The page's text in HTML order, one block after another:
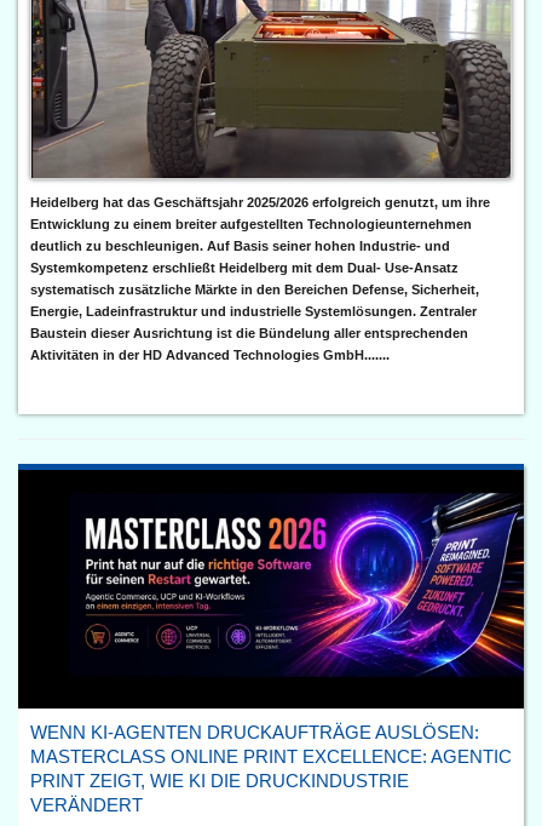
Heidelberg hat das Geschäftsjahr 2025/2026 erfolgreich genutzt, um ihre
Entwicklung zu einem breiter aufgestellten Technologieunternehmen
deutlich zu beschleunigen. Auf Basis seiner hohen Industrie- und
Systemkompetenz erschließt Heidelberg mit dem Dual- Use-Ansatz
systematisch zusätzliche Märkte in den Bereichen Defense, Sicherheit,
Energie, Ladeinfrastruktur und industrielle Systemlösungen. Zentraler
Baustein dieser Ausrichtung ist die Bündelung aller entsprechenden
Aktivitäten in der HD Advanced Technologies GmbH.......
WENN KI-AGENTEN DRUCKAUFTRÄGE AUSLÖSEN:
MASTERCLASS ONLINE PRINT EXCELLENCE: AGENTIC
PRINT ZEIGT, WIE KI DIE DRUCKINDUSTRIE
VERÄNDERT